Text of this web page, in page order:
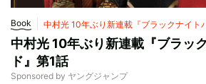
Book 中村光 10年ぶり新連載『ブラックナイト
中村光 10年ぶり新連載『ブラッ
ド』第1話
Sponsored by ヤングジャンプ